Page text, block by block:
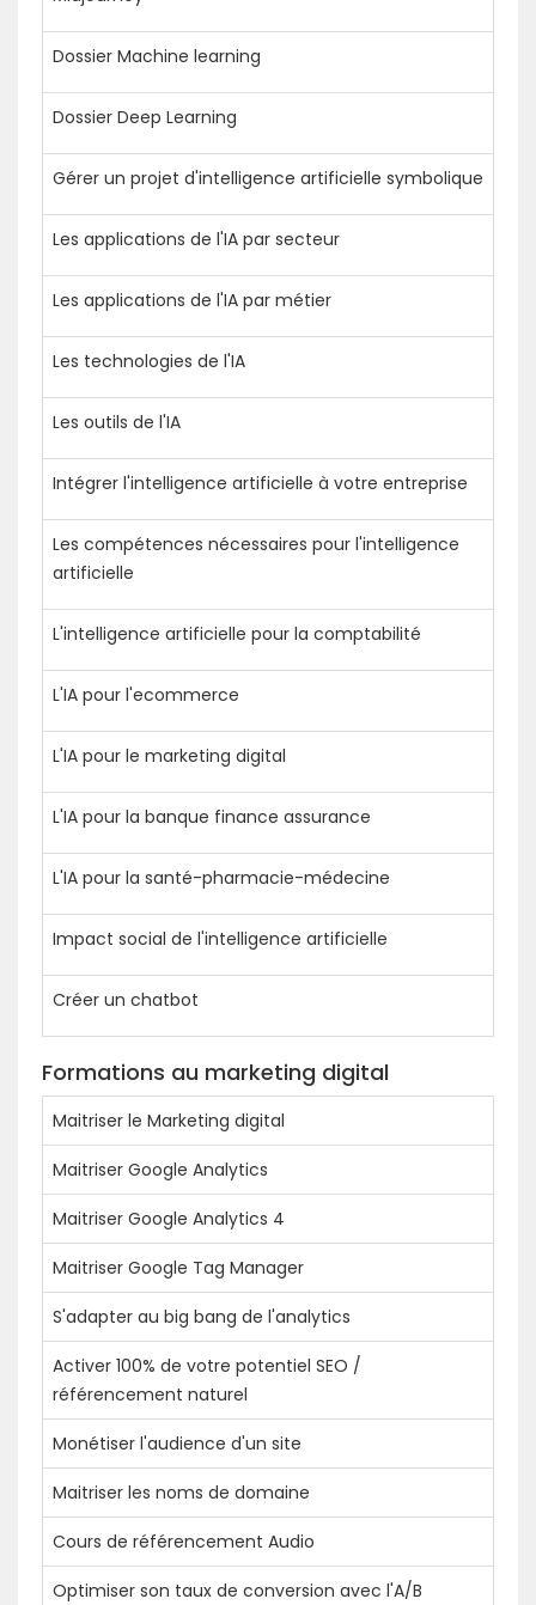
Dossier Machine learning
Dossier Deep Learning
Gérer un projet d'intelligence artificielle symbolique
Les applications de l'IA par secteur
Les applications de l'IA par métier
Les technologies de l'IA
Les outils de l'IA
Intégrer l'intelligence artificielle à votre entreprise
Les compétences nécessaires pour l'intelligence
artificielle
L'intelligence artificielle pour la comptabilité
L'IA pour l'ecommerce
L'IA pour le marketing digital
L'IA pour la banque finance assurance
L'IA pour la santé-pharmacie-médecine
Impact social de l'intelligence artificielle
Créer un chatbot
Formations au marketing digital
Maitriser le Marketing digital
Maitriser Google Analytics
Maitriser Google Analytics 4
Maitriser Google Tag Manager
S'adapter au big bang de l'analytics
Activer 100% de votre potentiel SEO /
référencement naturel
Monétiser l'audience d'un site
Maitriser les noms de domaine
Cours de référencement Audio
Optimiser son taux de conversion avec l'A/B